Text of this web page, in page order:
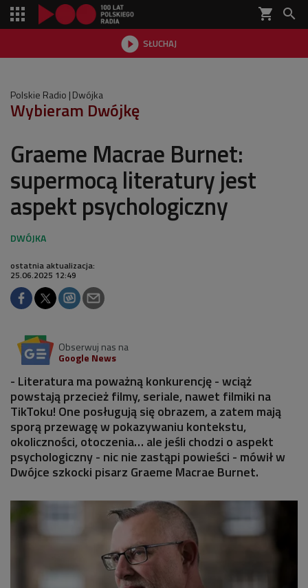
shopping_cart 
 SŁUCHAJ

Polskie Radio Dwójka
Wybieram Dwójkę
Graeme Macrae Burnet:
supermocą literatury jest
aspekt psychologiczny
ostatnia aktualizacja:
25.06.2025 12:49
Obserwuj nas na
Google News
- Literatura ma poważną konkurencję - wciąż
powstają przecież filmy, seriale, nawet filmiki na
TikToku! One posługują się obrazem, a zatem mają
sporą przewagę w pokazywaniu kontekstu,
okoliczności, otoczenia… ale jeśli chodzi o aspekt
psychologiczny - nic nie zastąpi powieści - mówił w
Dwójce szkocki pisarz Graeme Macrae Burnet.